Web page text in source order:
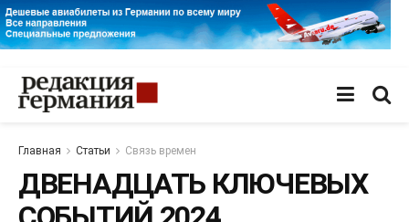
Главная Статьи Связь времен
ДВЕНАДЦАТЬ КЛЮЧЕВЫХ